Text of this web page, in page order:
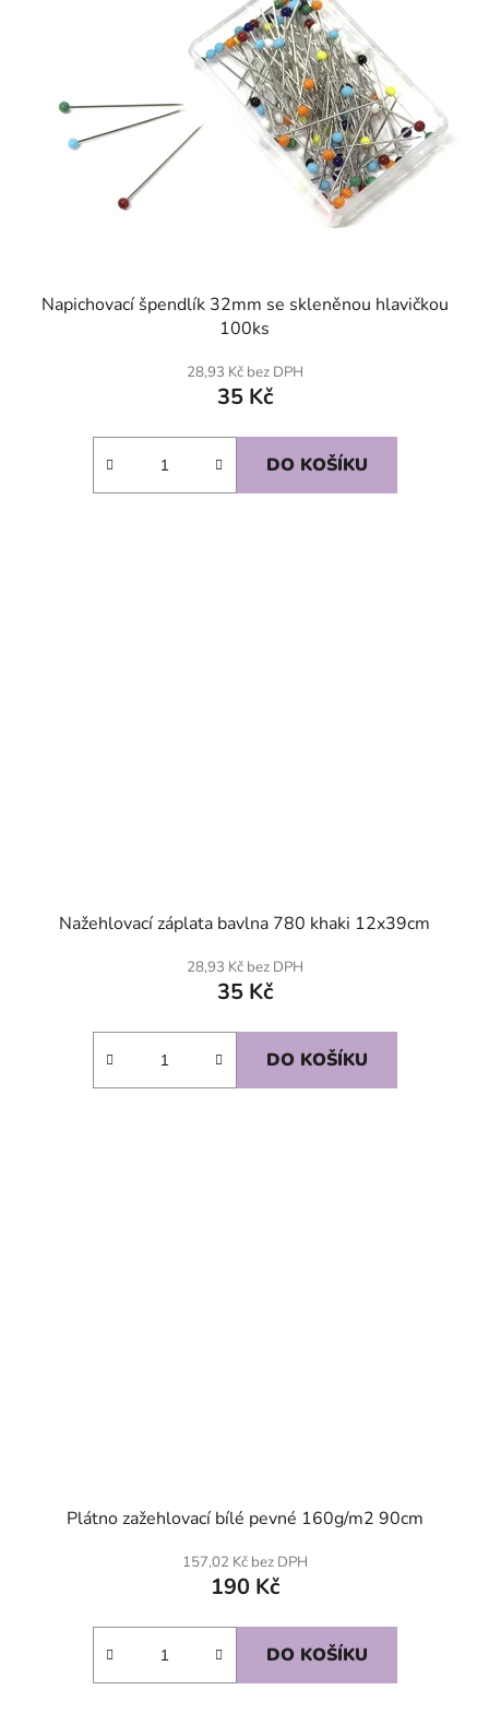
Napichovací špendlík 32mm se skleněnou hlavičkou
100ks
28,93 Kč bez DPH
35 Kč
DO KOŠÍKU
Nažehlovací záplata bavlna 780 khaki 12x39cm
28,93 Kč bez DPH
35 Kč
DO KOŠÍKU
Plátno zažehlovací bílé pevné 160g/m2 90cm
157,02 Kč bez DPH
190 Kč
DO KOŠÍKU